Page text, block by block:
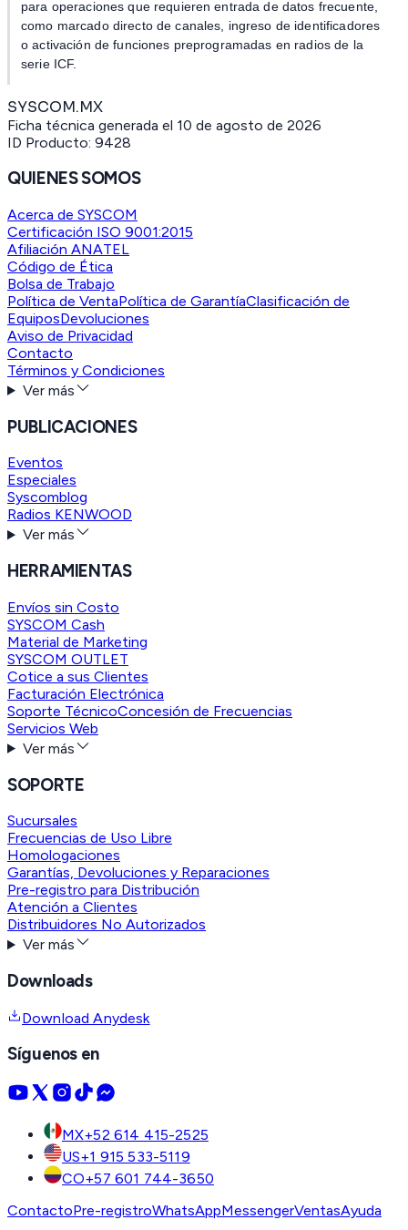
para operaciones que requieren entrada de datos frecuente,
como marcado directo de canales, ingreso de identificadores
o activación de funciones preprogramadas en radios de la
serie ICF.
SYSCOM.MX
Ficha técnica generada el 10 de agosto de 2026
ID Producto: 9428
QUIENES SOMOS
Acerca de SYSCOM
Certificación ISO 9001:2015
Afiliación ANATEL
Código de Ética
Bolsa de Trabajo
Política de VentaPolítica de GarantíaClasificación de
EquiposDevoluciones
Aviso de Privacidad
Contacto
Términos y Condiciones
Ver más
PUBLICACIONES
Eventos
Especiales
Syscomblog
Radios KENWOOD
Ver más
HERRAMIENTAS
Envíos sin Costo
SYSCOM Cash
Material de Marketing
SYSCOM OUTLET
Cotice a sus Clientes
Facturación Electrónica
Soporte TécnicoConcesión de Frecuencias
Servicios Web
Ver más
SOPORTE
Sucursales
Frecuencias de Uso Libre
Homologaciones
Garantías, Devoluciones y Reparaciones
Pre-registro para Distribución
Atención a Clientes
Distribuidores No Autorizados
Ver más
Downloads
Download Anydesk
Síguenos en
MX+52 614 415-2525
US+1 915 533-5119
CO+57 601 744-3650
ContactoPre-registroWhatsAppMessengerVentasAyuda